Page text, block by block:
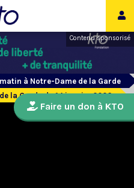
Contenu sponsorisé
à Notre-Dame de la Garde
la Garde du 14 janvier 2026
Faire un don à KTO